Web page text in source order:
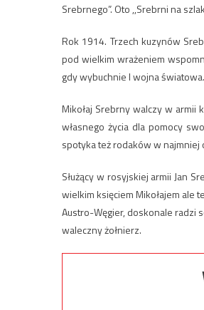
Srebrnego”. Oto ,,Srebrni na
Rok 1914. Trzech kuzynów
pod wielkim wrażeniem
gdy wybuchnie I wojna światowa.
Mikołaj Srebrny walczy w armii
własnego życia dla pomocy
spotyka też rodaków w najmniej
Służący w rosyjskiej armii Jan
wielkim księciem Mikołajem ale
Austro-Węgier, doskonale radzi
waleczny żołnierz.